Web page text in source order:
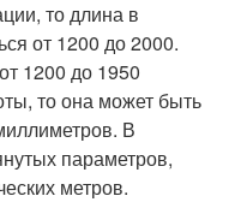
то длина в
от 1200 до 2000.
1200 до 1950
то она может быть
В
параметров,
метров.